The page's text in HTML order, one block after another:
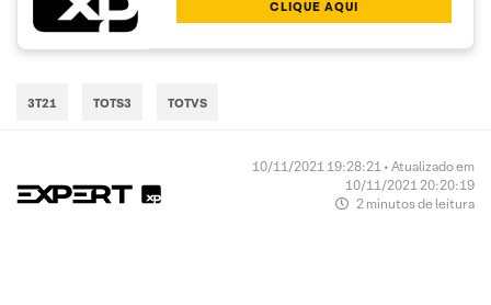
CLIQUE AQUI
3T21 TOTS3 TOTVS
10/11/2021 19:28:21 • Atualizado em
10/11/2021 20:20:19
2 minutos de leitura